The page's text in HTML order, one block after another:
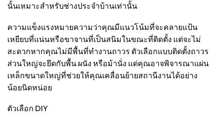
นั้นเหมาะสำหรับช่างประจำบ้านเท่านั้น
ความแข็งแรงหมายความว่าคุณมีแนวโน้มที่จะคลายแป้น
เหยียบที่แน่นหรือขาจานที่เป็นสนิมในขณะที่ติดตั้ง แต่จะไม่
สะดวกหากคุณไม่มีพื้นที่ทำงานถาวร ตัวเลือกแบบติดตั้งถาวร
ส่วนใหญ่จะยึดกับพื้น ผนัง หรือม้านั่ง แต่คุณอาจพิจารณาแผ่น
เหล็กขนาดใหญ่ที่ช่วยให้คุณเคลื่อนย้ายสถานีงานได้อย่าง
น้อยนิดหน่อย
ตัวเลือก DIY